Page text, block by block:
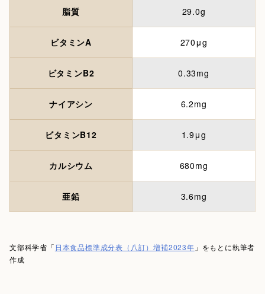
脂質 29.0g
ビタミンA 270μg
ビタミンB2 0.33mg
ナイアシン 6.2mg
ビタミンB12 1.9μg
カルシウム 680mg
亜鉛 3.6mg
文部科学省「 日本食品標準成分表（八訂）増補2023年 」をもとに執筆者
作成